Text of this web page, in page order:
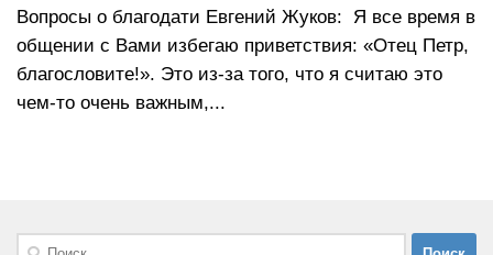
Вопросы о благодати Евгений Жуков: Я все время в
общении с Вами избегаю приветствия: «Отец Петр,
благословите!». Это из-за того, что я считаю это
чем-то очень важным,...
Найти: